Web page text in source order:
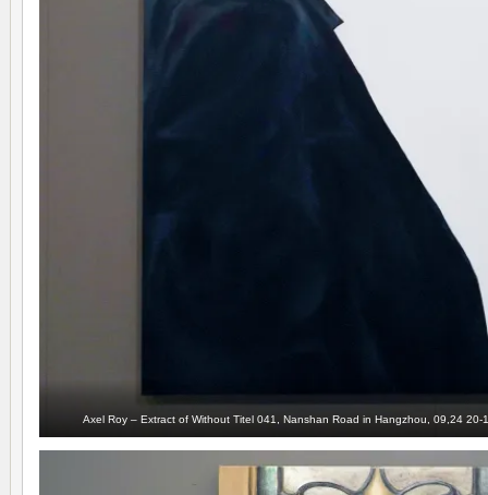
Axel Roy – Extract of Without Titel 041, Nanshan Road in Hangzhou, 09,24 20-